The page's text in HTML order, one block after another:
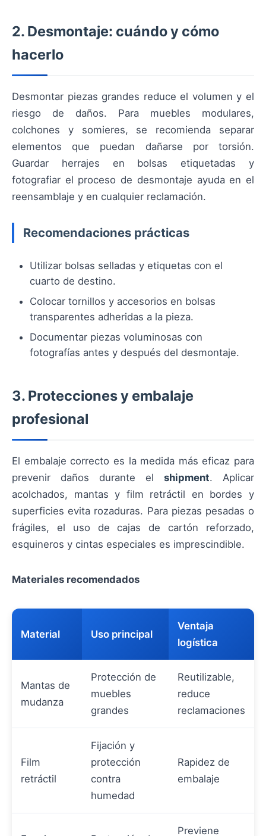
2. Desmontaje: cuándo y cómo
hacerlo
Desmontar piezas grandes reduce el volumen y el
riesgo de daños. Para muebles modulares,
colchones y somieres, se recomienda separar
elementos que puedan dañarse por torsión.
Guardar herrajes en bolsas etiquetadas y
fotografiar el proceso de desmontaje ayuda en el
reensamblaje y en cualquier reclamación.
Recomendaciones prácticas
Utilizar bolsas selladas y etiquetas con el
cuarto de destino.
Colocar tornillos y accesorios en bolsas
transparentes adheridas a la pieza.
Documentar piezas voluminosas con
fotografías antes y después del desmontaje.
3. Protecciones y embalaje
profesional
El embalaje correcto es la medida más eficaz para
prevenir daños durante el shipment. Aplicar
acolchados, mantas y film retráctil en bordes y
superficies evita rozaduras. Para piezas pesadas o
frágiles, el uso de cajas de cartón reforzado,
esquineros y cintas especiales es imprescindible.
Materiales recomendados
Material Uso principal
Ventaja
logística
Mantas de
mudanza
Protección de
muebles
grandes
Reutilizable,
reduce
reclamaciones
Film
retráctil
Fijación y
protección
contra
humedad
Rapidez de
embalaje
Previene